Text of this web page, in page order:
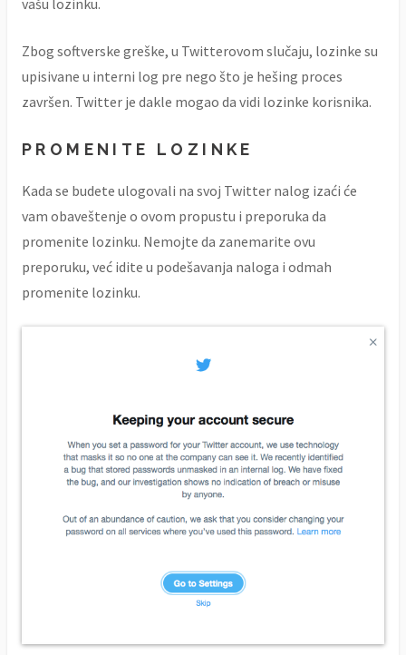
Zbog softverske greške, u Twitterovom slučaju, lozinke su
upisivane u interni log pre nego što je hešing proces
završen. Twitter je dakle mogao da vidi lozinke korisnika.
PROMENITE LOZINKE
Kada se budete ulogovali na svoj Twitter nalog izaći će
vam obaveštenje o ovom propustu i preporuka da
promenite lozinku. Nemojte da zanemarite ovu
preporuku, već idite u podešavanja naloga i odmah
promenite lozinku.